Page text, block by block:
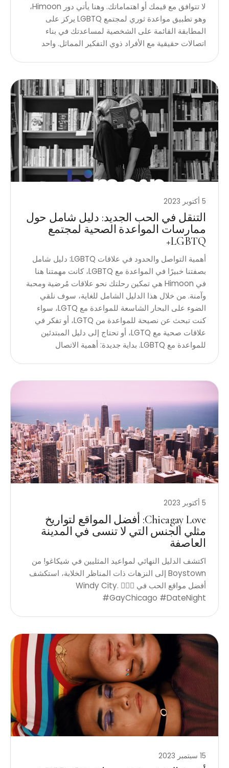
لا تتوافق مع قيمك أو اهتماماتك. وهنا يأتي دور Himoon،
وهو تطبيق مواعدة ثوري لمجتمع LGBTQ يركز على
المطابقة القائمة على الشخصية لمساعدتك في بناء
اتصالات حقيقية مع الأفراد ذوي التفكير المماثل. واحد
5 أكتوبر 2023
التنقل في الحب الجديد: دليل شامل حول
ممارسات المواعدة الصحية لمجتمع
LGBTQ+
أهمية التواصل والحدود في علاقات LGBTQ: دليل شامل
بصفتنا خبيرًا في المواعدة مع LGBTQ، كانت مهمتنا هنا
في Himoon هي تمكين رحلتك نحو علاقات مُرضية ومحبة
وآمنة. من خلال هذا الدليل الشامل للغاية، سوف نلقي
الضوء على البحار الشاسعة للمواعدة مع LGTQ، سواء
كنت تبحث عن نصيحة للمواعدة من LGTQ، أو تفكر في
علاقات صحية مع LGTQ، أو تحتاج إلى دليل المبتدئين
للمواعدة مع LGBTQ. بداية جديدة: أهمية الاتصال
5 أكتوبر 2023
Chicagay Love: أفضل المواقع لتواريخ
مثلي الجنس التي لا تنسى في المدينة
العاصفة
اكتشف الدليل النهائي لمواعيد المثليين في شيكاغو! من
Boystown إلى النزهات ذات المناظر الخلابة، استكشف
أفضل مواقع الحب في Windy City. 🏳️‍🌈✨
#GayChicago #DateNight
15 سبتمبر 2023